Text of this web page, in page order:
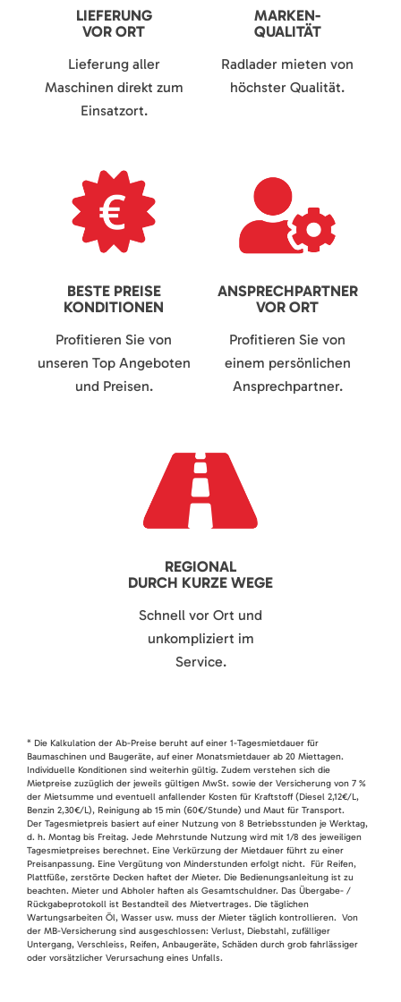
LIEFERUNG
VOR ORT
Lieferung aller
Maschinen direkt zum
Einsatzort.
MARKEN-
QUALITÄT
Radlader mieten von
höchster Qualität.
BESTE PREISE
KONDITIONEN
Profitieren Sie von
unseren Top Angeboten
und Preisen.
ANSPRECHPARTNER
VOR ORT
Profitieren Sie von
einem persönlichen
Ansprechpartner.
REGIONAL
DURCH KURZE WEGE
Schnell vor Ort und
unkompliziert im
Service.
* Die Kalkulation der Ab-Preise beruht auf einer 1-Tagesmietdauer für
Baumaschinen und Baugeräte, auf einer Monatsmietdauer ab 20 Miettagen.
Individuelle Konditionen sind weiterhin gültig. Zudem verstehen sich die
Mietpreise zuzüglich der jeweils gültigen MwSt. sowie der Versicherung von 7 %
der Mietsumme und eventuell anfallender Kosten für Kraftstoff (Diesel 2,12€/L,
Benzin 2,30€/L), Reinigung ab 15 min (60€/Stunde) und Maut für Transport.
Der Tagesmietpreis basiert auf einer Nutzung von 8 Betriebsstunden je Werktag,
d. h. Montag bis Freitag. Jede Mehrstunde Nutzung wird mit 1/8 des jeweiligen
Tagesmietpreises berechnet. Eine Verkürzung der Mietdauer führt zu einer
Preisanpassung. Eine Vergütung von Minderstunden erfolgt nicht. Für Reifen,
Plattfüße, zerstörte Decken haftet der Mieter. Die Bedienungsanleitung ist zu
beachten. Mieter und Abholer haften als Gesamtschuldner. Das Übergabe- /
Rückgabeprotokoll ist Bestandteil des Mietvertrages. Die täglichen
Wartungsarbeiten Öl, Wasser usw. muss der Mieter täglich kontrollieren. Von
der MB-Versicherung sind ausgeschlossen: Verlust, Diebstahl, zufälliger
Untergang, Verschleiss, Reifen, Anbaugeräte, Schäden durch grob fahrlässiger
oder vorsätzlicher Verursachung eines Unfalls.